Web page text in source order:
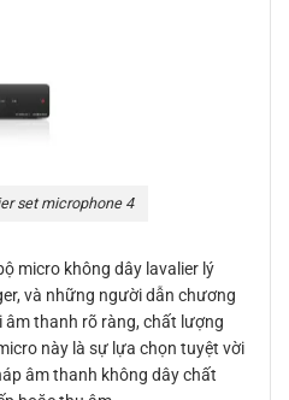
set microphone 4
micro không dây lavalier lý
và những người dẫn chương
thanh rõ ràng, chất lượng
này là sự lựa chọn tuyệt vời
âm thanh không dây chất